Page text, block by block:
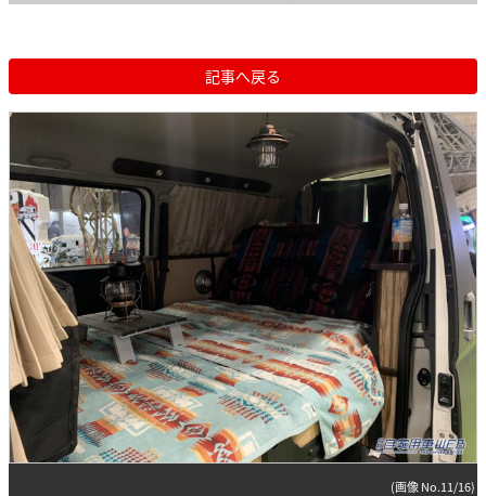
記事へ戻る
(画像 No.11/16)